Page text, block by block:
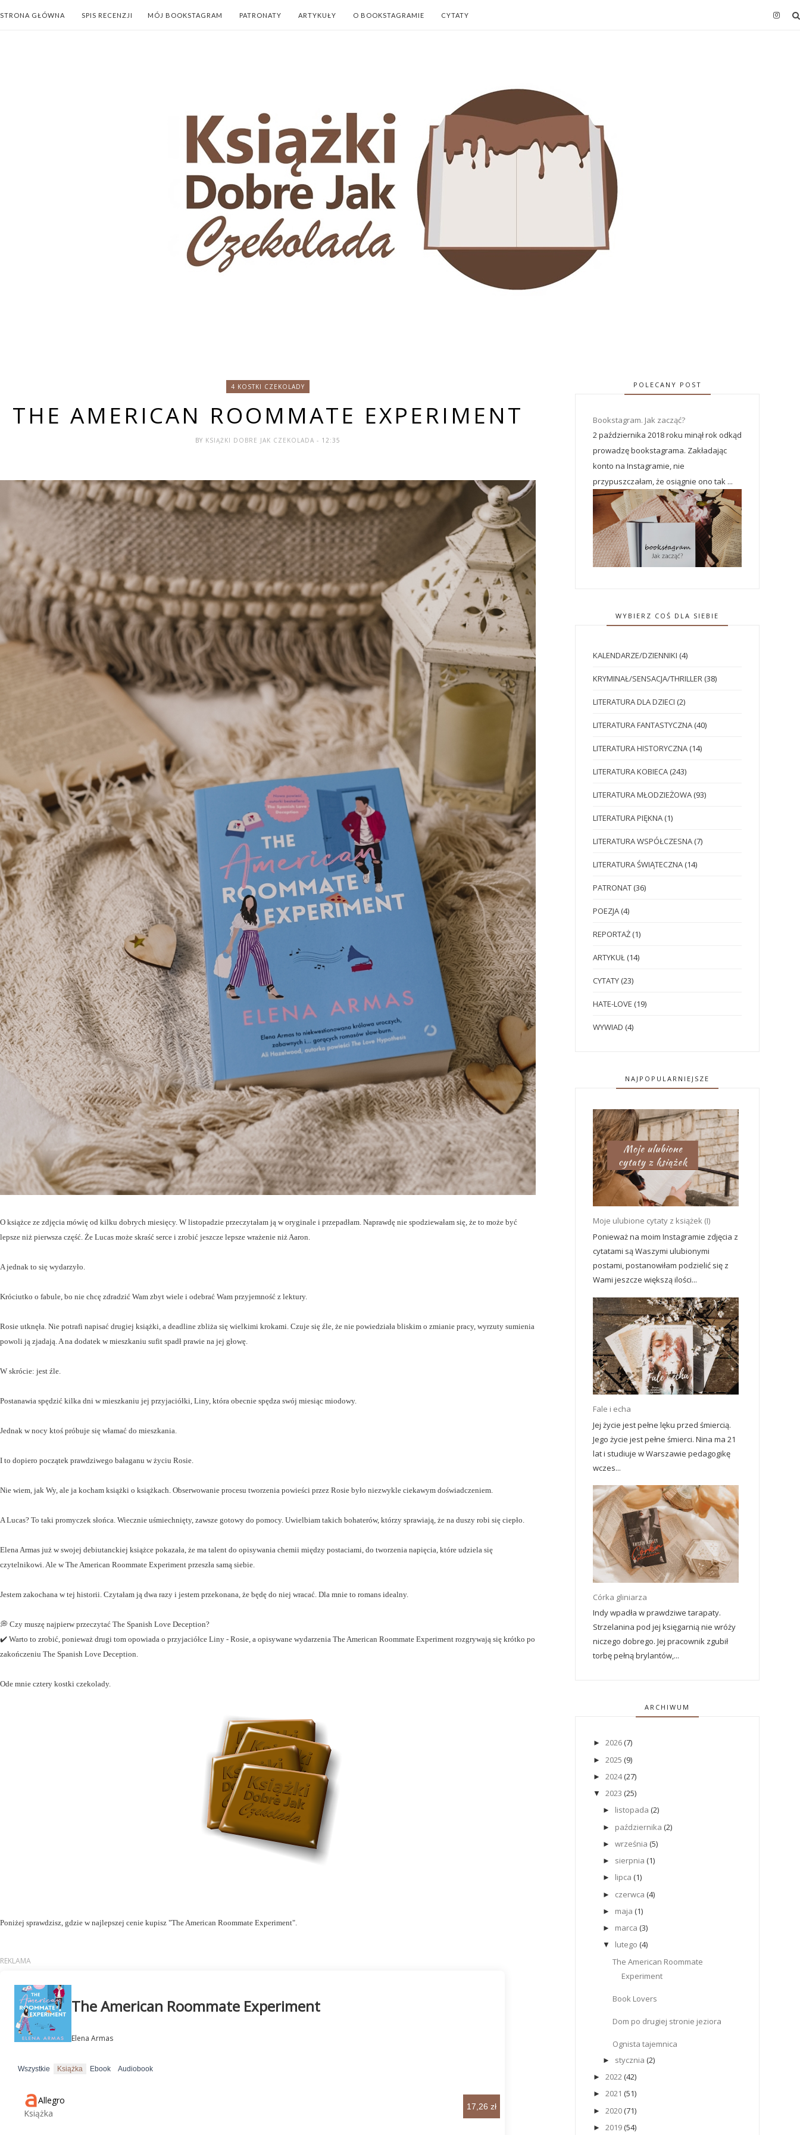
STRONA GŁÓWNA SPIS RECENZJI MÓJ BOOKSTAGRAM PATRONATY ARTYKUŁY O BOOKSTAGRAMIE CYTATY
4 KOSTKI CZEKOLADY
THE AMERICAN ROOMMATE EXPERIMENT
BY KSIĄŻKI DOBRE JAK CZEKOLADA- 12:35
O książce ze zdjęcia mówię od kilku dobrych miesięcy. W listopadzie przeczytałam ją w oryginale i przepadłam. Naprawdę nie spodziewałam się, że to może być
lepsze niż pierwsza część. Że Lucas może skraść serce i zrobić jeszcze lepsze wrażenie niż Aaron.
A jednak to się wydarzyło.
Króciutko o fabule, bo nie chcę zdradzić Wam zbyt wiele i odebrać Wam przyjemność z lektury.
Rosie utknęła. Nie potrafi napisać drugiej książki, a deadline zbliża się wielkimi krokami. Czuje się źle, że nie powiedziała bliskim o zmianie pracy, wyrzuty sumienia
powoli ją zjadają. A na dodatek w mieszkaniu sufit spadł prawie na jej głowę.
W skrócie: jest źle.
Postanawia spędzić kilka dni w mieszkaniu jej przyjaciółki, Liny, która obecnie spędza swój miesiąc miodowy.
Jednak w nocy ktoś próbuje się włamać do mieszkania.
I to dopiero początek prawdziwego bałaganu w życiu Rosie.
Nie wiem, jak Wy, ale ja kocham książki o książkach. Obserwowanie procesu tworzenia powieści przez Rosie było niezwykle ciekawym doświadczeniem.
A Lucas? To taki promyczek słońca. Wiecznie uśmiechnięty, zawsze gotowy do pomocy. Uwielbiam takich bohaterów, którzy sprawiają, że na duszy robi się ciepło.
Elena Armas już w swojej debiutanckiej książce pokazała, że ma talent do opisywania chemii między postaciami, do tworzenia napięcia, które udziela się
czytelnikowi. Ale w The American Roommate Experiment przeszła samą siebie.
Jestem zakochana w tej historii. Czytałam ją dwa razy i jestem przekonana, że będę do niej wracać. Dla mnie to romans idealny.
💭 Czy muszę najpierw przeczytać The Spanish Love Deception?
✔️ Warto to zrobić, ponieważ drugi tom opowiada o przyjaciółce Liny - Rosie, a opisywane wydarzenia The American Roommate Experiment rozgrywają się krótko po
zakończeniu The Spanish Love Deception.
Ode mnie cztery kostki czekolady.
Poniżej sprawdzisz, gdzie w najlepszej cenie kupisz "The American Roommate Experiment".
POLECANY POST
Bookstagram. Jak zacząć?
2 października 2018 roku minął rok odkąd
prowadzę bookstagrama. Zakładając
konto na Instagramie, nie
przypuszczałam, że osiągnie ono tak ...
WYBIERZ COŚ DLA SIEBIE
KALENDARZE/DZIENNIKI (4)
KRYMINAŁ/SENSACJA/THRILLER (38)
LITERATURA DLA DZIECI (2)
LITERATURA FANTASTYCZNA (40)
LITERATURA HISTORYCZNA (14)
LITERATURA KOBIECA (243)
LITERATURA MŁODZIEŻOWA (93)
LITERATURA PIĘKNA (1)
LITERATURA WSPÓŁCZESNA (7)
LITERATURA ŚWIĄTECZNA (14)
PATRONAT (36)
POEZJA (4)
REPORTAŻ (1)
ARTYKUŁ (14)
CYTATY (23)
HATE-LOVE (19)
WYWIAD (4)
NAJPOPULARNIEJSZE
Moje ulubione cytaty z książek (I)
Ponieważ na moim Instagramie zdjęcia z
cytatami są Waszymi ulubionymi
postami, postanowiłam podzielić się z
Wami jeszcze większą ilości...
Fale i echa
Jej życie jest pełne lęku przed śmiercią.
Jego życie jest pełne śmierci. Nina ma 21
lat i studiuje w Warszawie pedagogikę
wczes...
Córka gliniarza
Indy wpadła w prawdziwe tarapaty.
Strzelanina pod jej księgarnią nie wróży
niczego dobrego. Jej pracownik zgubił
torbę pełną brylantów,...
ARCHIWUM
►2026 (7)
►2025 (9)
►2024(27)
▼2023 (25)
► listopada (2)
► października (2)
► września (5)
► sierpnia (1)
► lipca (1)
► czerwca (4)
► maja (1)
► marca (3)
▼ lutego (4)
The American Roommate
Experiment
Book Lovers
Dom po drugiej stronie jeziora
Ognista tajemnica
► stycznia (2)
►2022 (42)
►2021 (51)
►2020 (71)
►2019 (54)